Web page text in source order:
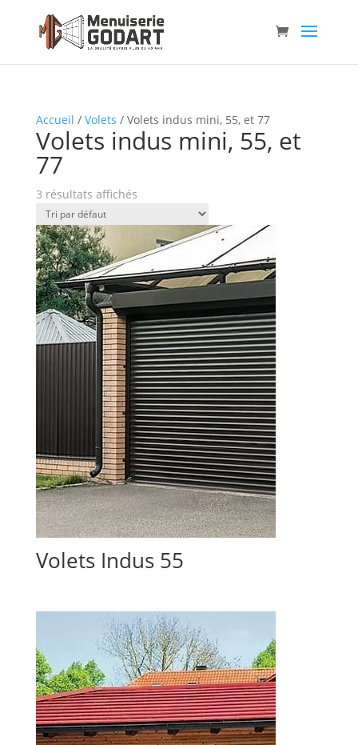
Accueil / Volets / Volets indus mini, 55, et 77
Volets indus mini, 55, et
77
3 résultats affichés
Volets Indus 55